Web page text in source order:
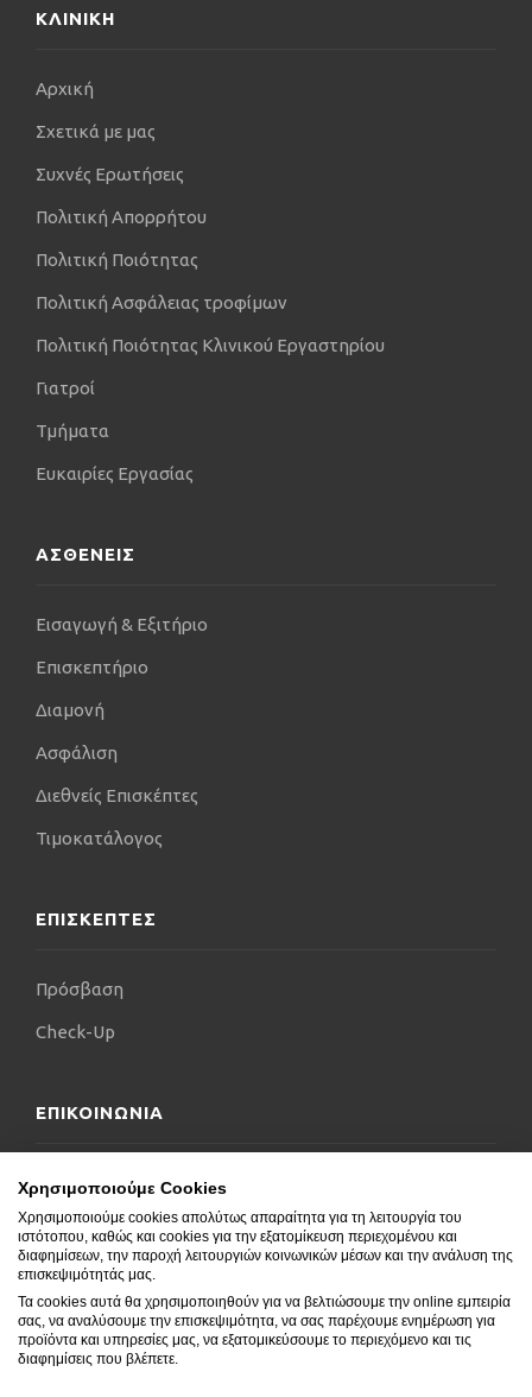
Γυναικοουρολογίας & Ουροδυναμικό Εργαστήριο
στο ΓΝ Παπαγεωργίου.
Το επιστημονικό του έργο είναι αξιόλογο και
εργασιών, οι οποίες δημοσιεύθηκαν σε διεθνώς
αναγνωρισμένα και έγκριτα περιοδικά (Journal of
εξωτερικό, σε συνέδρια της Ευρώπης και της
Αμερικής.
συμμετοχής του σε πολλές πολυκεντρικές μελέτες
βασικά θέματα χειρουργικής (π.χ. συρραφή
Σήμερα, συμμετέχει ενεργά στην εκπαίδευση
Ουρολογικής Κλινικής του Αριστοτελείου
Πανεπιστημίου Θεσσαλονίκης.
ΚΛΙΝΙΚΗ
Αρχική
Σχετικά με μας
Συχνές Ερωτήσεις
Πολιτική Απορρήτου
Πολιτική Ποιότητας
Πολιτική Ασφάλειας τροφίμων
Πολιτική Ποιότητας Κλινικού Εργαστηρίου
Γιατροί
Τμήματα
Ευκαιρίες Εργασίας
ΑΣΘΕΝΕΙΣ
Εισαγωγή & Εξιτήριο
Επισκεπτήριο
Διαμονή
Ασφάλιση
Διεθνείς Επισκέπτες
Τιμοκατάλογος
ΕΠΙΣΚΕΠΤΕΣ
Πρόσβαση
Check-Up
ΕΠΙΚΟΙΝΩΝΙΑ
Επικοινωνήστε μαζί μας
Δήλωση Προσβασιμότητας
Συχνές Ερωτήσεις
Blog
Χρησιμοποιούμε Cookies
Χρησιμοποιούμε cookies απολύτως απαραίτητα για τη λειτουργία του
ιστότοπου, καθώς και cookies για την εξατομίκευση περιεχομένου και
διαφημίσεων, την παροχή λειτουργιών κοινωνικών μέσων και την ανάλυση της
επισκεψιμότητάς μας.
Τα cookies αυτά θα χρησιμοποιηθούν για να βελτιώσουμε την online εμπειρία
σας, να αναλύσουμε την επισκεψιμότητα, να σας παρέχουμε ενημέρωση για
προϊόντα και υπηρεσίες μας, να εξατομικεύσουμε το περιεχόμενο και τις
διαφημίσεις που βλέπετε.